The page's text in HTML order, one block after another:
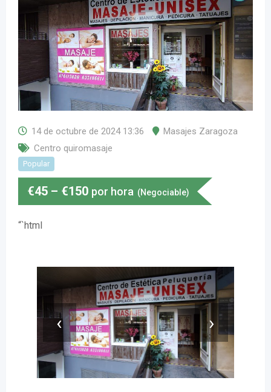
14 de octubre de 2024 13:36
Masajes Zaragoza
Centro quiromasaje
Popular
€45 – €150 por hora (Negociable)
“`html
‹ ›